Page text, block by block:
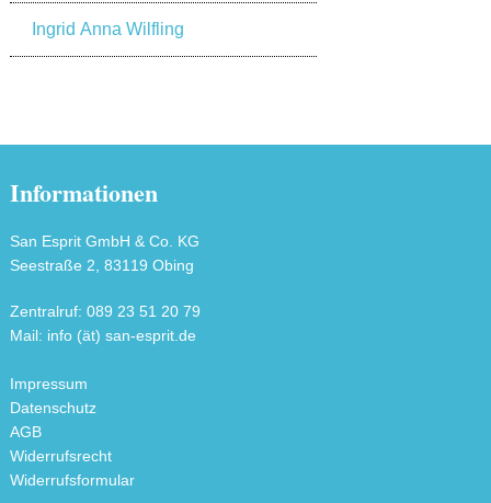
Ingrid Anna Wilfling
Informationen
San Esprit GmbH & Co. KG
Seestraße 2, 83119 Obing
Zentralruf: 089 23 51 20 79
Mail: info (ät) san-esprit.de
Impressum
Datenschutz
AGB
Widerrufsrecht
Widerrufsformular